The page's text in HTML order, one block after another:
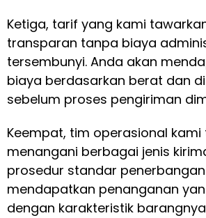
Ketiga, tarif yang kami
transparan tanpa biaya
tersembunyi. Anda akan
biaya berdasarkan berat dan
sebelum proses pengiriman
Keempat, tim operasional kami
menangani berbagai jenis
prosedur standar
mendapatkan penanganan
dengan karakteristik